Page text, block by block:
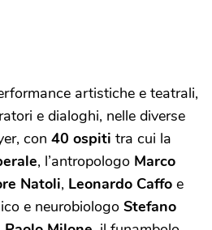
artistiche e teatrali,
e dialoghi, nelle diverse
con 40 ospiti tra cui la
, l’antropologo Marco
Natoli, Leonardo Caffo e
e neurobiologo Stefano